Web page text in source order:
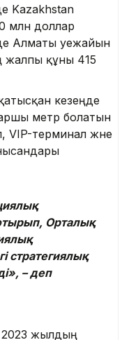
Kazakhstan
млн доллар
Алматы әуежайын
жалпы құны 415
кезеңде
метр болатын
VIP-терминал және
Орталық
стратегиялық
– деп
2023 жылдың